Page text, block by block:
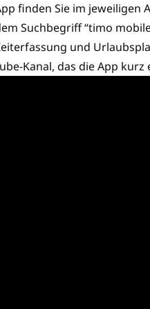
finden Sie im jeweiligen
Suchbegriff “timo
und
Kanal, das die App kurz